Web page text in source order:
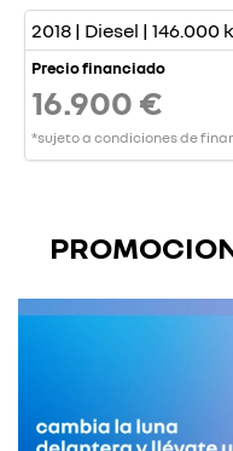
2018 | Diesel |
Precio financiado
16.900 €
*sujeto a condiciones de